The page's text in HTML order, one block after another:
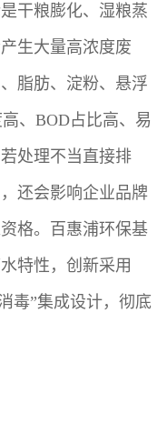
干粮膨化、湿粮蒸
生大量高浓度废
脂肪、淀粉、悬浮
、BOD占比高、易
处理不当直接排
还会影响企业品牌
格。百惠浦环保基
特性，创新采用
毒”集成设计，彻底